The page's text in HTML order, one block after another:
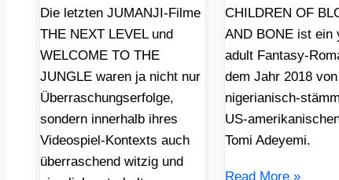
Die letzten JUMANJI-Filme
THE NEXT LEVEL und
WELCOME TO THE
JUNGLE waren ja nicht nur
Überraschungserfolge,
sondern innerhalb ihres
Videospiel-Kontexts auch
überraschend witzig und
CHILDREN OF
AND BONE ist ein
adult Fantasy-
dem Jahr 2018
nigerianisch-
US-
Tomi Adeyemi.
Read More »